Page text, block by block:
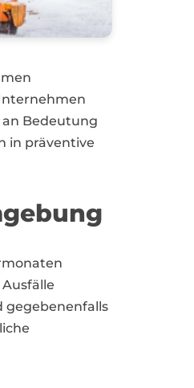
Bedeutung
in präventive
gegebenenfalls